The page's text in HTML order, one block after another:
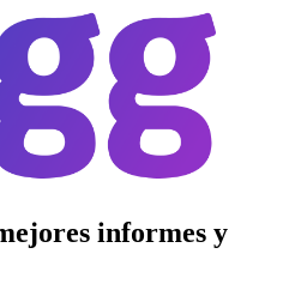
informes y